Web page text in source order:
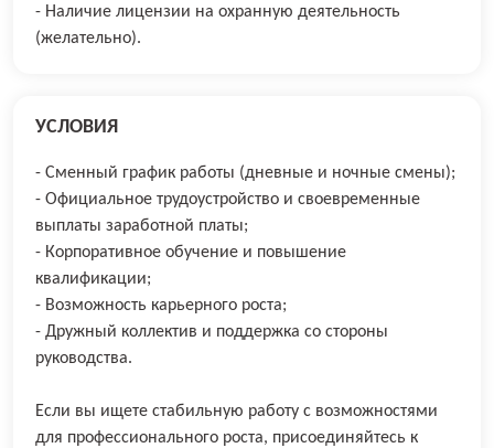
- Наличие лицензии на охранную деятельность
(желательно).
УСЛОВИЯ
- Сменный график работы (дневные и ночные смены);
- Официальное трудоустройство и своевременные
выплаты заработной платы;
- Корпоративное обучение и повышение
квалификации;
- Возможность карьерного роста;
- Дружный коллектив и поддержка со стороны
руководства.
Если вы ищете стабильную работу с возможностями
для профессионального роста, присоединяйтесь к